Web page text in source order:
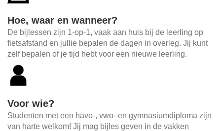
Hoe, waar en wanneer?
De bijlessen zijn 1-op-1, vaak aan huis bij de leerling op
fietsafstand en jullie bepalen de dagen in overleg. Jij kunt
zelf bepalen of je tijd hebt voor een nieuwe leerling.
Voor wie?
Studenten met een havo-, vwo- en gymnasiumdiploma zijn
van harte welkom! Jij mag bijles geven in de vakken